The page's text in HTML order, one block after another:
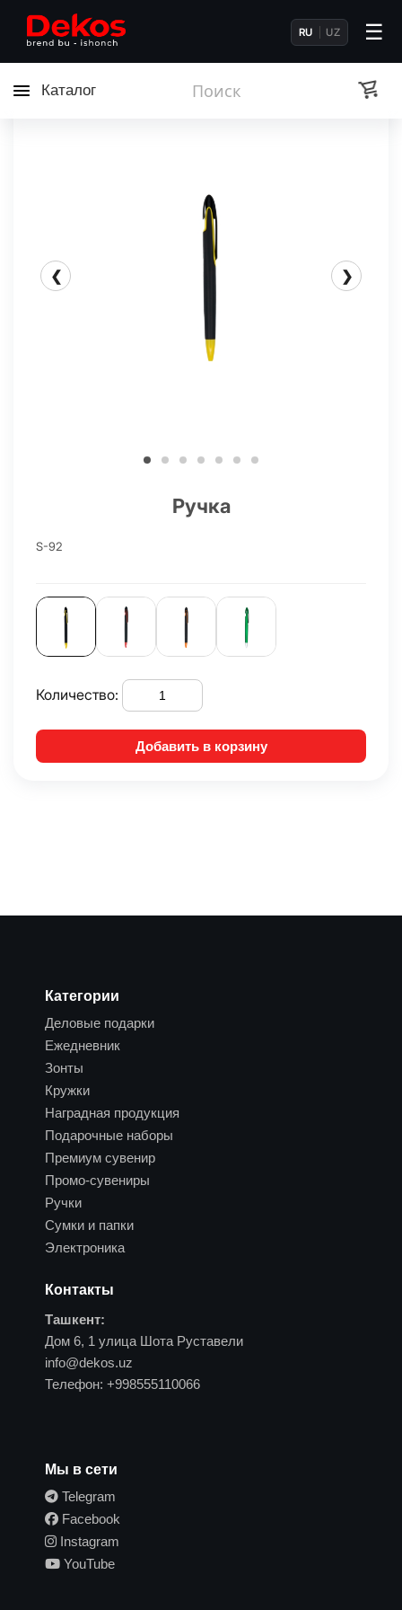
RU UZ ☰
Каталог
❮ ❯
Ручка
S-92
Количество:
Добавить в корзину
Категории
Деловые подарки
Ежедневник
Зонты
Кружки
Наградная продукция
Подарочные наборы
Премиум сувенир
Промо-сувениры
Ручки
Сумки и папки
Электроника
Контакты
Ташкент:
Дом 6, 1 улица Шота Руставели
info@dekos.uz
Телефон: +998555110066
Мы в сети
Telegram
Facebook
Instagram
YouTube